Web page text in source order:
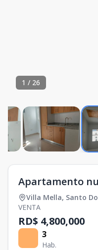
1 / 26
Apartamento
Villa Mella, Santo
VENTA
RD$ 4,800,000
3
Hab.